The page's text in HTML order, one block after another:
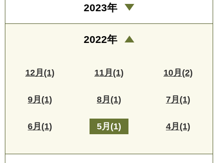
2023年
2022年
12月(1) 11月(1) 10月(2)
9月(1) 8月(1) 7月(1)
6月(1) 5月(1) 4月(1)